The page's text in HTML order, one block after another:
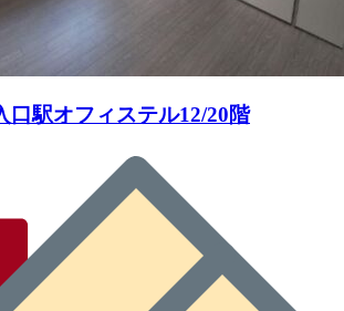
口駅オフィステル12/20階